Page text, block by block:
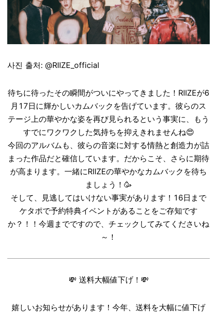
사진 출처: @RIIZE_official
待ちに待ったその瞬間がついにやってきました！RIIZEが6
月17日に輝かしいカムバックを告げています。彼らのス
テージ上の華やかな姿を再び見られるという事実に、もう
すでにワクワクした気持ちを抑えきれませんね😍
今回のアルバムも、彼らの音楽に対する情熱と創造力が詰
まった作品だと確信しています。だからこそ、さらに期待
が高まります。一緒にRIIZEの華やかなカムバックを待ち
ましょう！🥳
そして、見逃してはいけない事実があります！16日まで
ケタポで予約特典イベントがあることをご存知です
か？！！今週までですので、チェックしてみてくださいね
～！
💸 送料大幅値下げ！ 💸
嬉しいお知らせがあります！今年、送料を大幅に値下げ